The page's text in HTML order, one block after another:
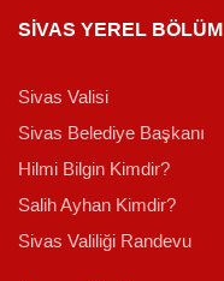
SİVAS YEREL BÖLÜM
Sivas Valisi
Sivas Belediye Başkanı
Hilmi Bilgin Kimdir?
Salih Ayhan Kimdir?
Sivas Valiliği Randevu